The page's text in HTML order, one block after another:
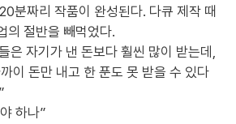
분짜리 작품이 완성된다. 다큐 제작 때
의 절반을 빼먹었다.
은 자기가 낸 돈보다 훨씬 많이 받는데,
이 돈만 내고 한 푼도 못 받을 수 있다
하나”